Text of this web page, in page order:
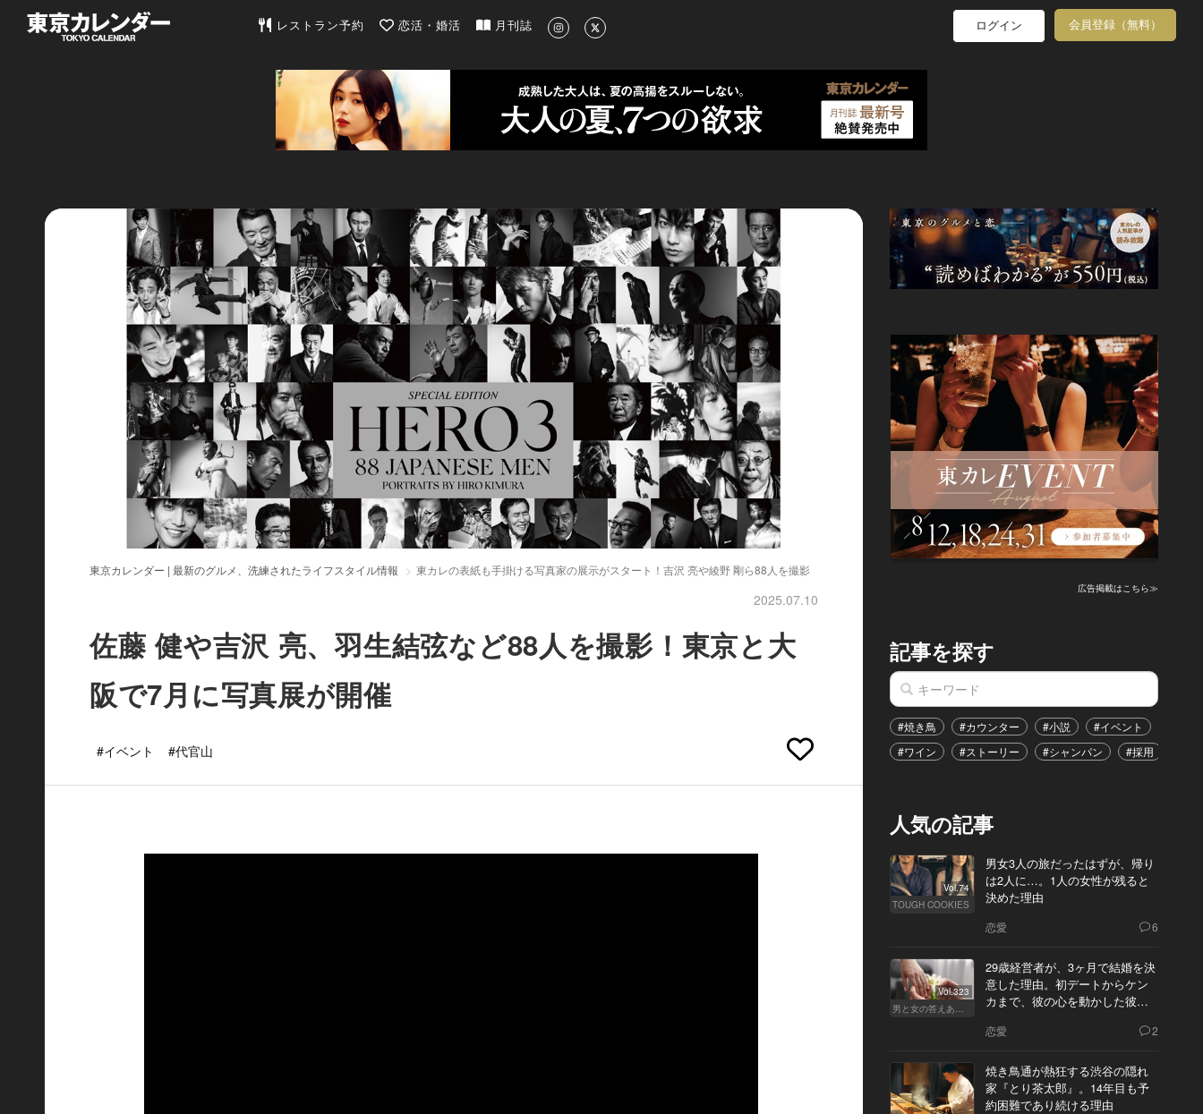
東京カレンダー | 最新のグルメ、洗練されたライフスタイル情報
レストラン予約 恋活・婚活 月刊誌 ログイン 会員登録（無料）
東京カレンダー | 最新のグルメ、洗練されたライフスタイル情報 東カレの表紙も手掛ける写真家の展示がスタート！吉沢 亮や綾野 剛ら88人を撮影
2025.07.10
佐藤 健や吉沢 亮、羽生結弦など88人を撮影！東京と大
阪で7月に写真展が開催
#イベント #代官山
広告掲載はこちら≫
記事を探す
#焼き鳥 #カウンター #小説 #イベント
#ワイン
#ストーリー #シャンパン #採用
人気の記事
Vol.74
TOUGH COOKIES
男女3人の旅だったはずが、帰り
は2人に…。1人の女性が残ると
決めた理由
恋愛 6
Vol.323
男と女の答えあわせ【Q】
29歳経営者が、3ヶ月で結婚を決
意した理由。初デートからケン
カまで、彼の心を動かした彼女
恋愛 2
焼き鳥通が熱狂する渋谷の隠れ
家『とり茶太郎』。14年目も予
約困難であり続ける理由